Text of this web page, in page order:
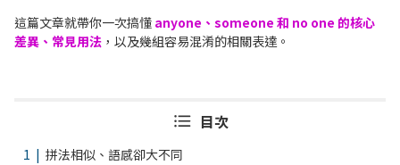
這篇文章就帶你一次搞懂 anyone、someone 和 no one 的核心
差異、常見用法 ，以及幾組容易混淆的相關表達。
目次
拼法相似、語感卻大不同